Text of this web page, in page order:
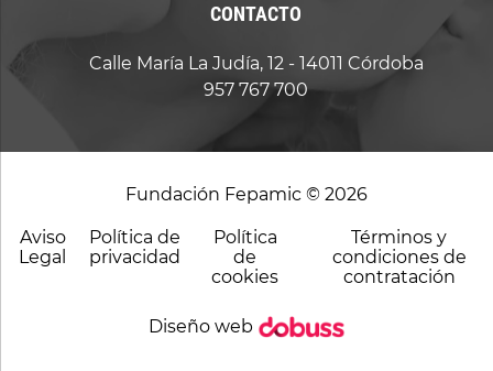
CONTACTO
Calle María La Judía, 12 - 14011 Córdoba
957 767 700
Fundación Fepamic © 2026
Aviso
Legal
Política de
privacidad
Política
de
cookies
Términos y
condiciones de
contratación
Diseño web